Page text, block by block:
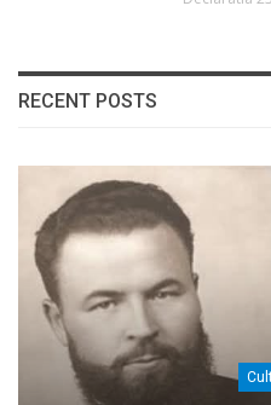
RECENT POSTS